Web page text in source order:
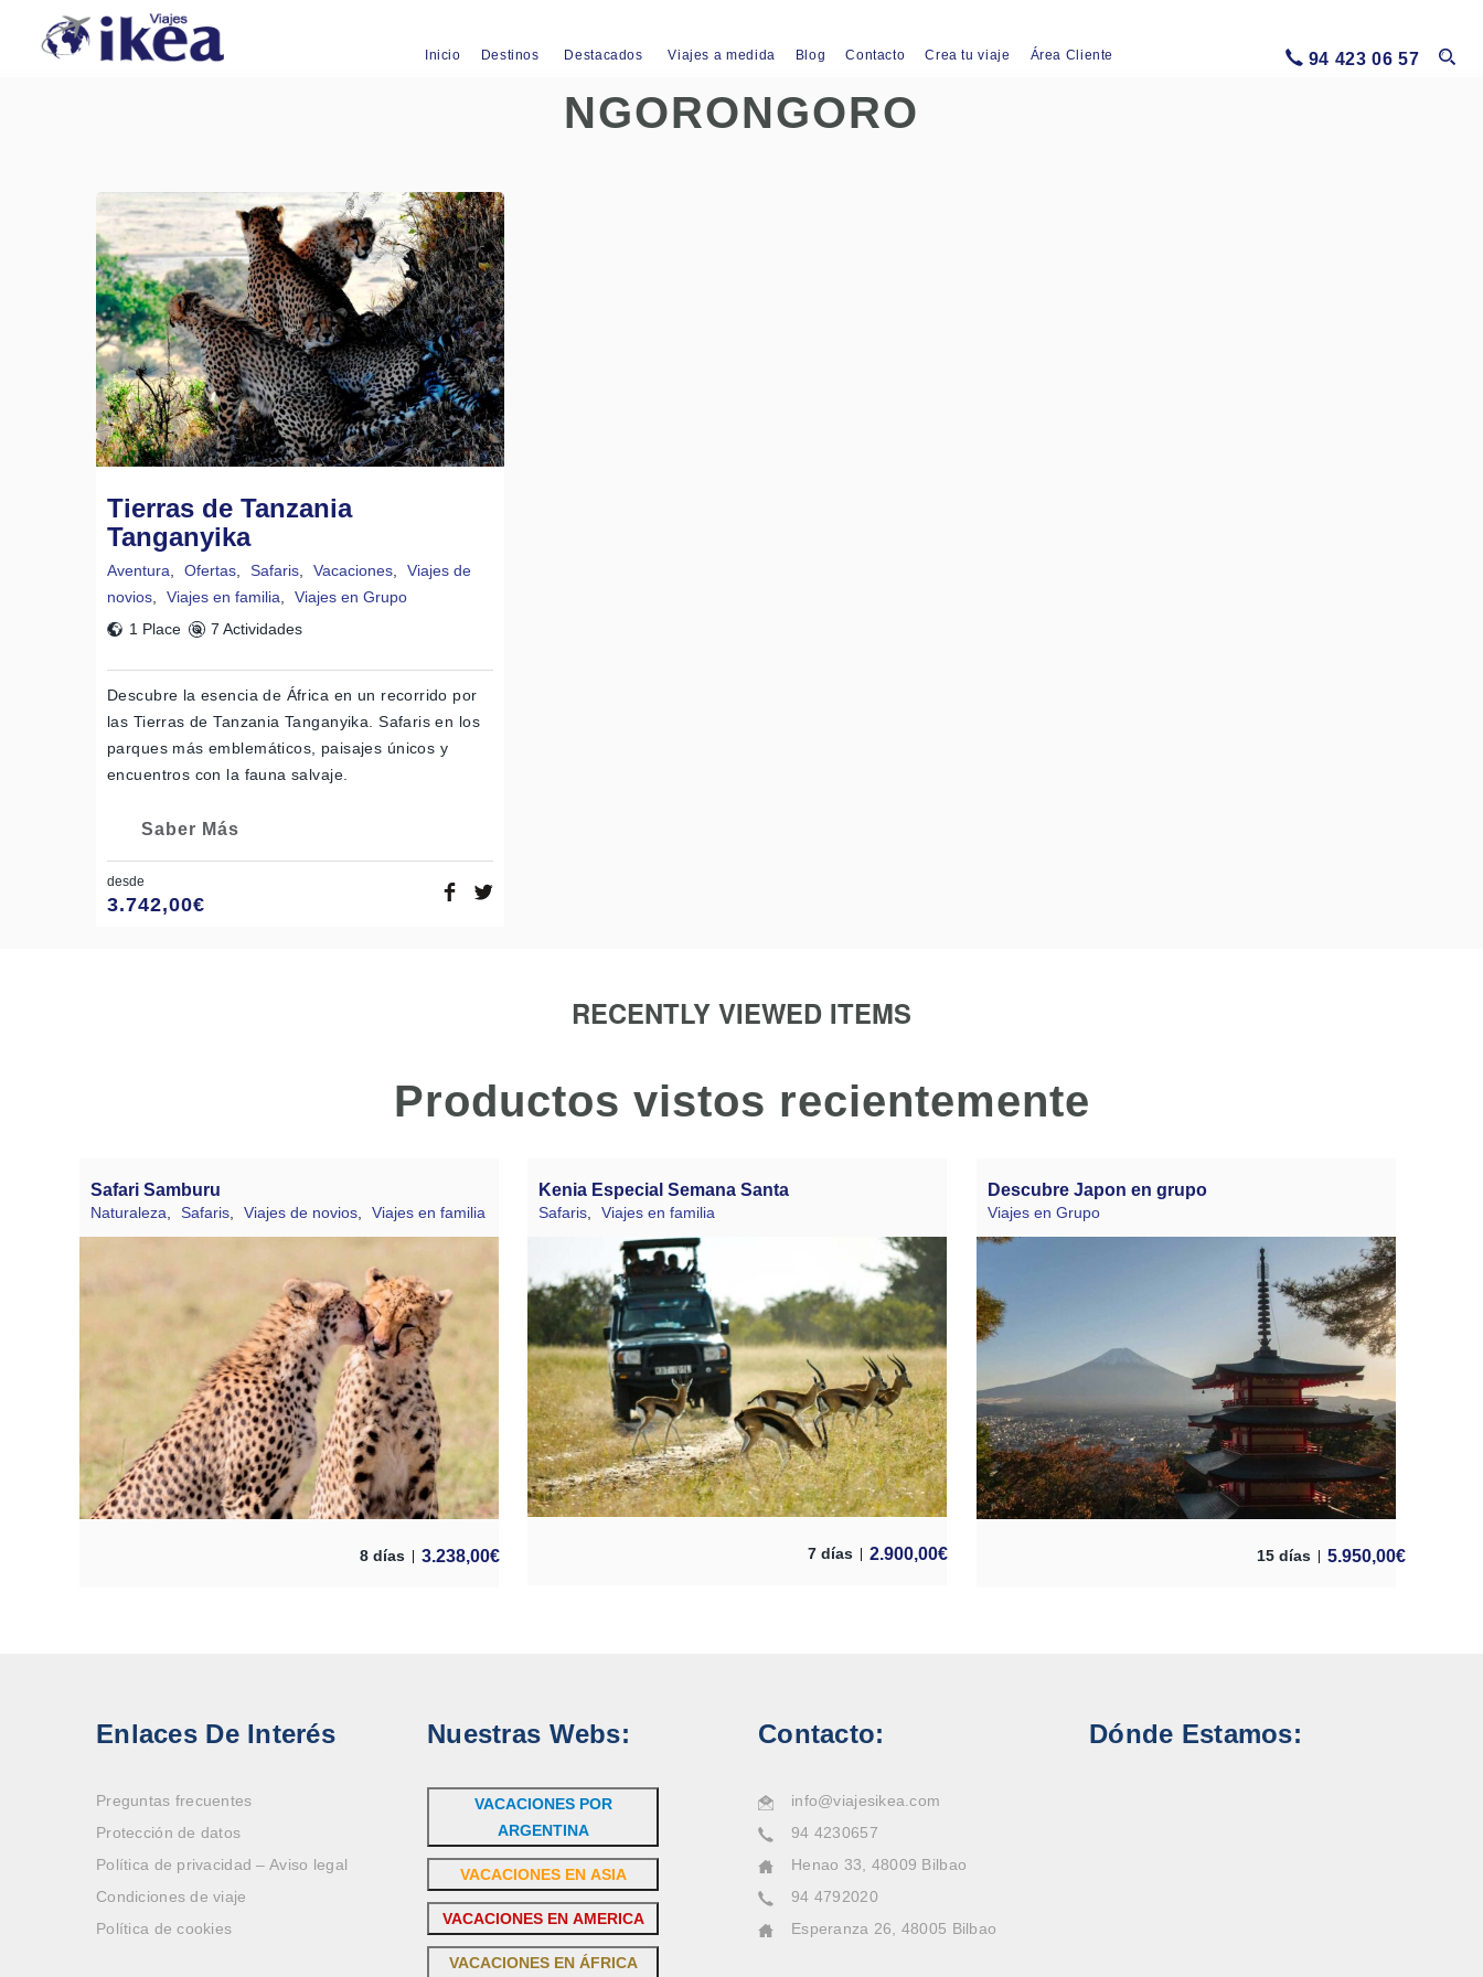
Inicio Destinos Destacados Viajes a medida Blog Contacto Crea tu viaje Área Cliente 94 423 06 57
NGORONGORO
Tierras de Tanzania
Tanganyika
Aventura Ofertas Safaris Vacaciones
Viajes de
novios
Viajes en familia
Viajes en Grupo
1 Place
7 Actividades
Descubre la esencia de África en un recorrido por
las Tierras de Tanzania Tanganyika. Safaris en los
parques más emblemáticos, paisajes únicos y
encuentros con la fauna salvaje.
Saber Más
desde
3.742,00€
RECENTLY VIEWED ITEMS
Productos vistos recientemente
Safari Samburu
Naturaleza, Safaris, Viajes de novios, Viajes en familia
8 días 3.238,00€
Kenia Especial Semana Santa
Safaris, Viajes en familia
7 días 2.900,00€
Descubre Japon en grupo
Viajes en Grupo
15 días 5.950,00€
Enlaces De Interés
Preguntas frecuentes
Protección de datos
Política de privacidad – Aviso legal
Condiciones de viaje
Política de cookies
Nuestras Webs:
VACACIONES POR
ARGENTINA
VACACIONES EN ASIA
VACACIONES EN AMERICA
VACACIONES EN ÁFRICA
Contacto:
info@viajesikea.com
94 4230657
Henao 33, 48009 Bilbao
94 4792020
Esperanza 26, 48005 Bilbao
Dónde Estamos: